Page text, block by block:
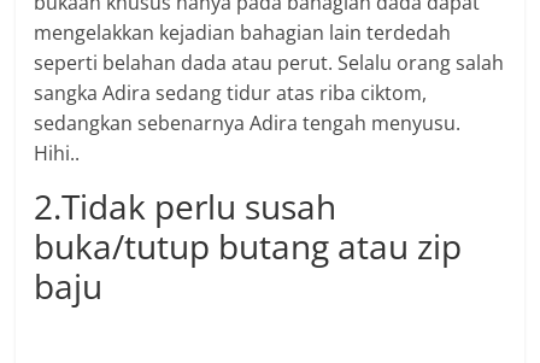
mengelakkan kejadian bahagian lain terdedah
seperti belahan dada atau perut. Selalu orang salah
sangka Adira sedang tidur atas riba ciktom,
sedangkan sebenarnya Adira tengah menyusu.
Hihi..
2.Tidak perlu susah
buka/tutup butang atau zip
baju